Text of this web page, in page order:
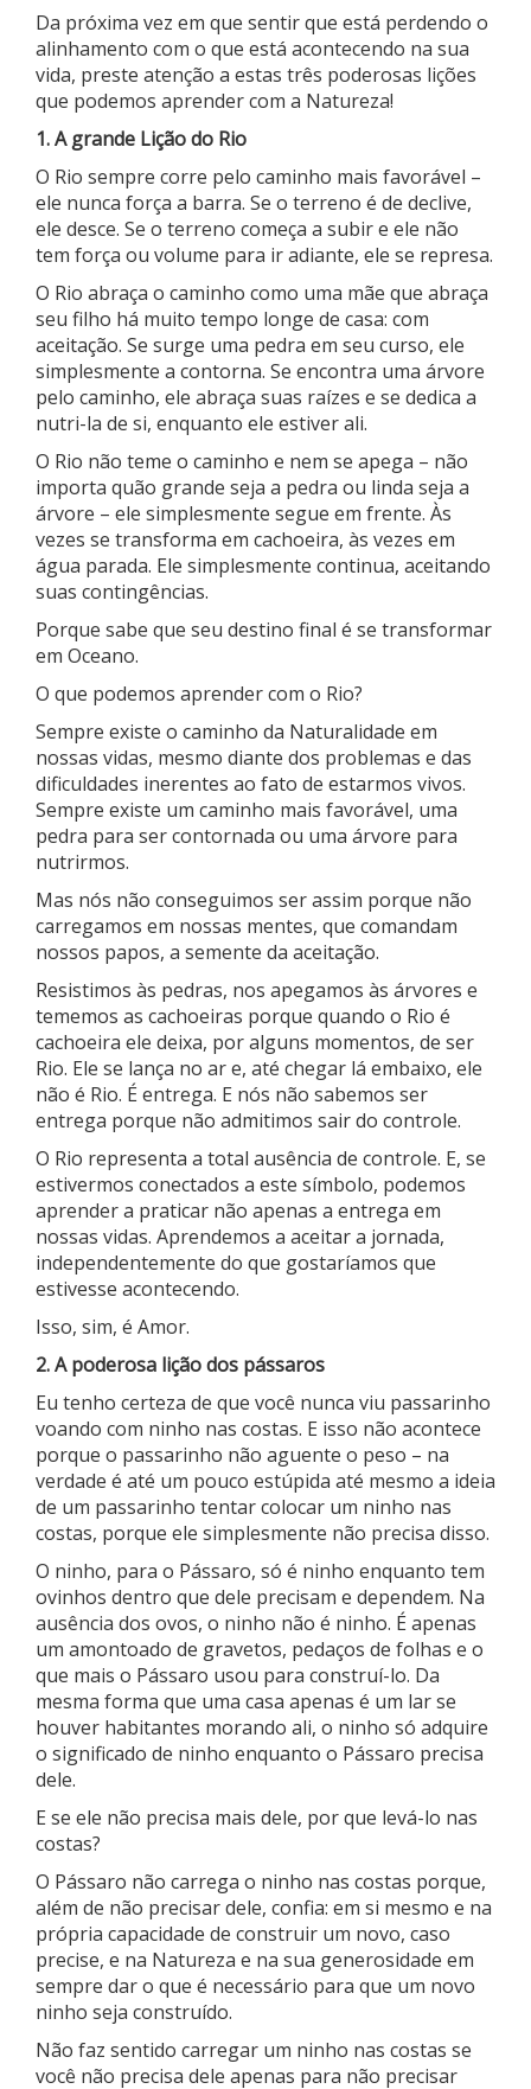
Da próxima vez em que sentir que está perdendo o
alinhamento com o que está acontecendo na sua
vida, preste atenção a estas três poderosas lições
que podemos aprender com a Natureza!
1. A grande Lição do Rio
O Rio sempre corre pelo caminho mais favorável –
ele nunca força a barra. Se o terreno é de declive,
ele desce. Se o terreno começa a subir e ele não
tem força ou volume para ir adiante, ele se represa.
O Rio abraça o caminho como uma mãe que abraça
seu filho há muito tempo longe de casa: com
aceitação. Se surge uma pedra em seu curso, ele
simplesmente a contorna. Se encontra uma árvore
pelo caminho, ele abraça suas raízes e se dedica a
nutri-la de si, enquanto ele estiver ali.
O Rio não teme o caminho e nem se apega – não
importa quão grande seja a pedra ou linda seja a
árvore – ele simplesmente segue em frente. Às
vezes se transforma em cachoeira, às vezes em
água parada. Ele simplesmente continua, aceitando
suas contingências.
Porque sabe que seu destino final é se transformar
em Oceano.
O que podemos aprender com o Rio?
Sempre existe o caminho da Naturalidade em
nossas vidas, mesmo diante dos problemas e das
dificuldades inerentes ao fato de estarmos vivos.
Sempre existe um caminho mais favorável, uma
pedra para ser contornada ou uma árvore para
nutrirmos.
Mas nós não conseguimos ser assim porque não
carregamos em nossas mentes, que comandam
nossos papos, a semente da aceitação.
Resistimos às pedras, nos apegamos às árvores e
tememos as cachoeiras porque quando o Rio é
cachoeira ele deixa, por alguns momentos, de ser
Rio. Ele se lança no ar e, até chegar lá embaixo, ele
não é Rio. É entrega. E nós não sabemos ser
entrega porque não admitimos sair do controle.
O Rio representa a total ausência de controle. E, se
estivermos conectados a este símbolo, podemos
aprender a praticar não apenas a entrega em
nossas vidas. Aprendemos a aceitar a jornada,
independentemente do que gostaríamos que
estivesse acontecendo.
Isso, sim, é Amor.
2. A poderosa lição dos pássaros
Eu tenho certeza de que você nunca viu passarinho
voando com ninho nas costas. E isso não acontece
porque o passarinho não aguente o peso – na
verdade é até um pouco estúpida até mesmo a ideia
de um passarinho tentar colocar um ninho nas
costas, porque ele simplesmente não precisa disso.
O ninho, para o Pássaro, só é ninho enquanto tem
ovinhos dentro que dele precisam e dependem. Na
ausência dos ovos, o ninho não é ninho. É apenas
um amontoado de gravetos, pedaços de folhas e o
que mais o Pássaro usou para construí-lo. Da
mesma forma que uma casa apenas é um lar se
houver habitantes morando ali, o ninho só adquire
o significado de ninho enquanto o Pássaro precisa
dele.
E se ele não precisa mais dele, por que levá-lo nas
costas?
O Pássaro não carrega o ninho nas costas porque,
além de não precisar dele, confia: em si mesmo e na
própria capacidade de construir um novo, caso
precise, e na Natureza e na sua generosidade em
sempre dar o que é necessário para que um novo
ninho seja construído.
Não faz sentido carregar um ninho nas costas se
você não precisa dele apenas para não precisar